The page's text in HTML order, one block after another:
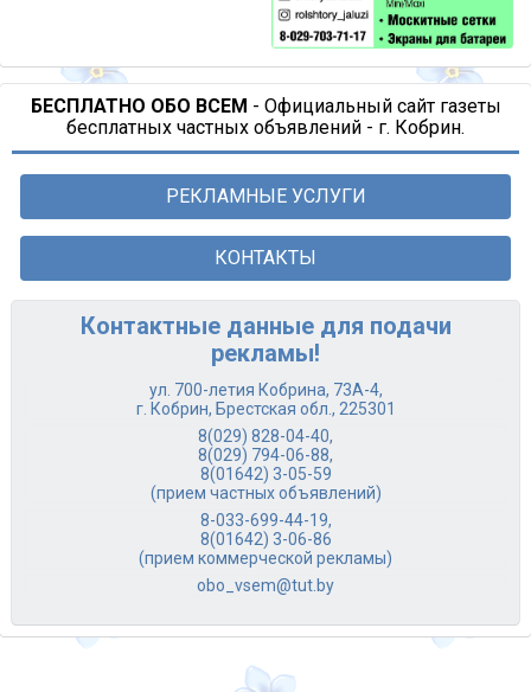
БЕСПЛАТНО ОБО ВСЕМ - Официальный сайт газеты
бесплатных частных объявлений - г. Кобрин.
РЕКЛАМНЫЕ УСЛУГИ
КОНТАКТЫ
Контактные данные для подачи
рекламы!
ул. 700-летия Кобрина, 73А-4,
г. Кобрин, Брестская обл., 225301
8(029) 828-04-40,
8(029) 794-06-88,
8(01642) 3-05-59
(прием частных объявлений)
8-033-699-44-19,
8(01642) 3-06-86
(прием коммерческой рекламы)
obo_vsem@tut.by